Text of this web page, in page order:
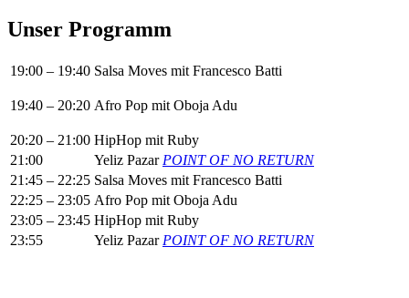
Unser Programm
19:00 – 19:40 Salsa Moves mit Francesco Batti
19:40 – 20:20 Afro Pop mit Oboja Adu
20:20 – 21:00 HipHop mit Ruby
21:00
Yeliz Pazar POINT OF NO RETURN
21:45 – 22:25 Salsa Moves mit Francesco Batti
22:25 – 23:05 Afro Pop mit Oboja Adu
23:05 – 23:45 HipHop mit Ruby
23:55
Yeliz Pazar POINT OF NO RETURN